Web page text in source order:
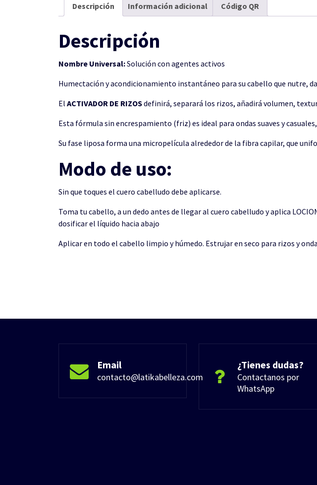
Descripción Información adicional Código QR
Descripción
Nombre Universal:Solución con agentes activos
Humectación y acondicionamiento instantáneo para su cabello que nutre,
El ACTIVADOR DE RIZOSdefinirá, separará los rizos, añadirá volumen,
Esta fórmula sin encrespamiento (friz) es ideal para ondas suaves y
Su fase liposa forma una micropelícula alrededor de la fibra capilar, que
Modo de uso:
Sin que toques el cuero cabelludo debe aplicarse.
Toma tu cabello, a un dedo antes de llegar al cuero cabelludo y aplica
dosificar el líquido hacia abajo
Aplicar en todo el cabello limpio y húmedo. Estrujar en seco para rizos y
Email
contacto@latikabelleza.com
¿Tienes dudas?
Contactanos por
WhatsApp